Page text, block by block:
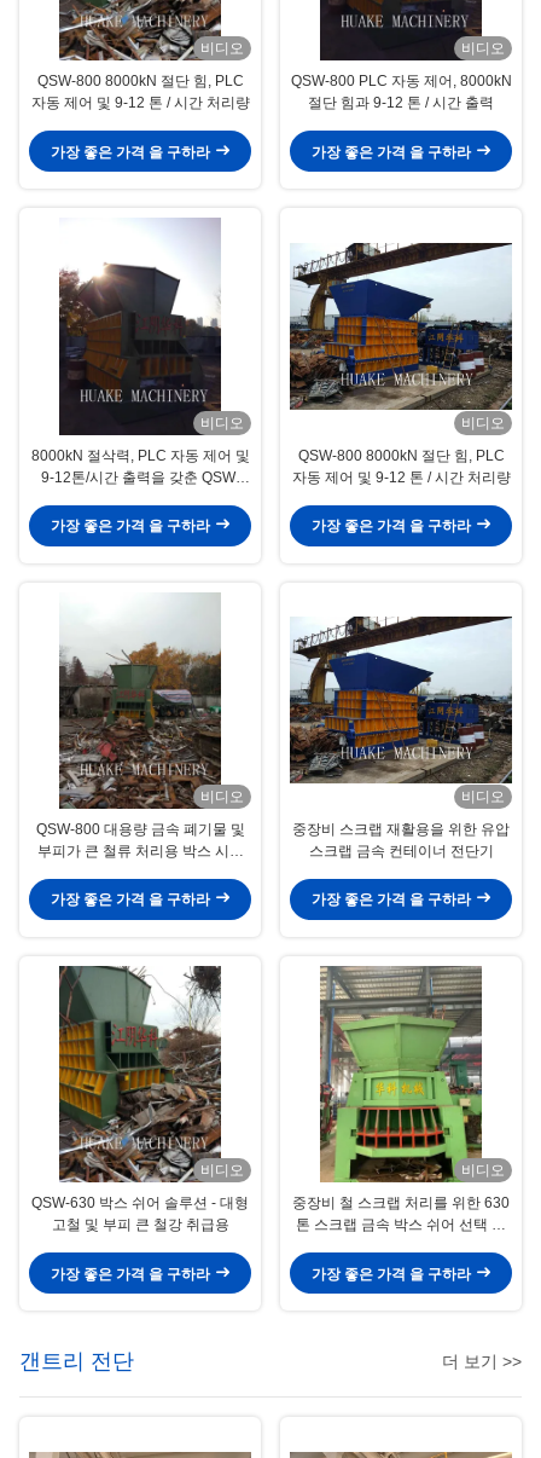
비디오
QSW-800 8000kN 절단 힘, PLC
자동 제어 및 9-12 톤 / 시간 처리량
가장 좋은 가격 을 구하라
비디오
QSW-800 PLC 자동 제어, 8000kN
절단 힘과 9-12 톤 / 시간 출력
가장 좋은 가격 을 구하라
비디오
8000kN 절삭력, PLC 자동 제어 및
9-12톤/시간 출력을 갖춘 QSW-
가장 좋은 가격 을 구하라
비디오
QSW-800 8000kN 절단 힘, PLC
자동 제어 및 9-12 톤 / 시간 처리량
가장 좋은 가격 을 구하라
비디오
QSW-800 대용량 금속 폐기물 및
부피가 큰 철류 처리용 박스 시어
가장 좋은 가격 을 구하라
비디오
중장비 스크랩 재활용을 위한 유압
스크랩 금속 컨테이너 전단기
가장 좋은 가격 을 구하라
비디오
QSW-630 박스 쉬어 솔루션 - 대형
고철 및 부피 큰 철강 취급용
가장 좋은 가격 을 구하라
비디오
중장비 철 스크랩 처리를 위한 630
톤 스크랩 금속 박스 쉬어 선택 방
가장 좋은 가격 을 구하라
갠트리 전단 더 보기 >>